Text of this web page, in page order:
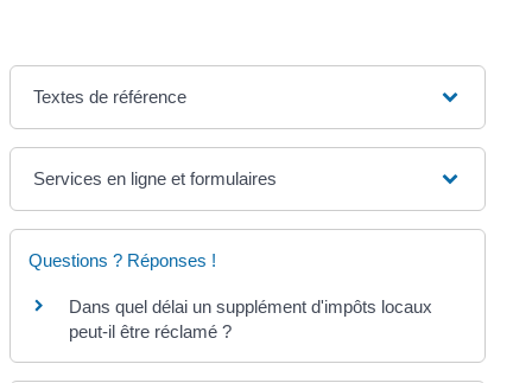
Textes de référence
Services en ligne et formulaires
Questions ? Réponses !
Dans quel délai un supplément d'impôts locaux
peut-il être réclamé ?